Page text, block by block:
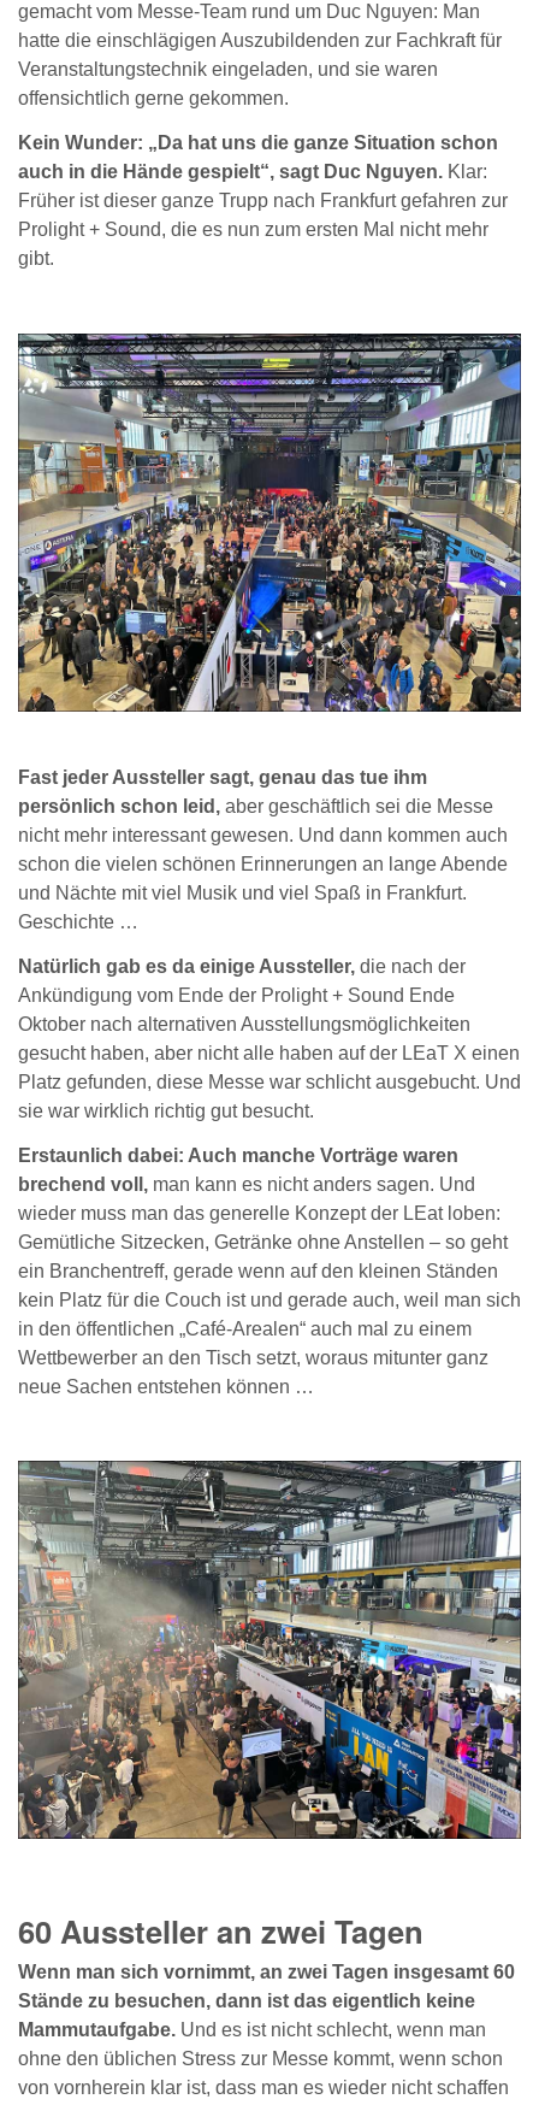
gemacht vom Messe-Team rund um Duc Nguyen: Man
hatte die einschlägigen Auszubildenden zur Fachkraft für
Veranstaltungstechnik eingeladen, und sie waren
offensichtlich gerne gekommen.
Kein Wunder: „Da hat uns die ganze Situation schon
auch in die Hände gespielt“, sagt Duc Nguyen. Klar:
Früher ist dieser ganze Trupp nach Frankfurt gefahren zur
Prolight + Sound, die es nun zum ersten Mal nicht mehr
gibt.
Fast jeder Aussteller sagt, genau das tue ihm
persönlich schon leid, aber geschäftlich sei die Messe
nicht mehr interessant gewesen. Und dann kommen auch
schon die vielen schönen Erinnerungen an lange Abende
und Nächte mit viel Musik und viel Spaß in Frankfurt.
Geschichte …
Natürlich gab es da einige Aussteller, die nach der
Ankündigung vom Ende der Prolight + Sound Ende
Oktober nach alternativen Ausstellungsmöglichkeiten
gesucht haben, aber nicht alle haben auf der LEaT X einen
Platz gefunden, diese Messe war schlicht ausgebucht. Und
sie war wirklich richtig gut besucht.
Erstaunlich dabei: Auch manche Vorträge waren
brechend voll, man kann es nicht anders sagen. Und
wieder muss man das generelle Konzept der LEat loben:
Gemütliche Sitzecken, Getränke ohne Anstellen – so geht
ein Branchentreff, gerade wenn auf den kleinen Ständen
kein Platz für die Couch ist und gerade auch, weil man sich
in den öffentlichen „Café-Arealen“ auch mal zu einem
Wettbewerber an den Tisch setzt, woraus mitunter ganz
neue Sachen entstehen können …
60 Aussteller an zwei Tagen
Wenn man sich vornimmt, an zwei Tagen insgesamt 60
Stände zu besuchen, dann ist das eigentlich keine
Mammutaufgabe. Und es ist nicht schlecht, wenn man
ohne den üblichen Stress zur Messe kommt, wenn schon
von vornherein klar ist, dass man es wieder nicht schaffen